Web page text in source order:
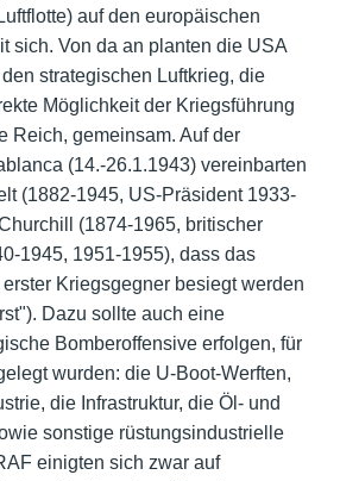
auf den europäischen
sich. Von da an planten die USA
strategischen Luftkrieg, die
Möglichkeit der Kriegsführung
Reich, gemeinsam. Auf der
(14.-26.1.1943) vereinbarten
(1882-1945, US-Präsident 1933-
(1874-1965, britischer
1945, 1951-1955), dass das
Kriegsgegner besiegt werden
Dazu sollte auch eine
Bomberoffensive erfolgen, für
wurden: die U-Boot-Werften,
, die Infrastruktur, die Öl- und
sonstige rüstungsindustrielle
einigten sich zwar auf